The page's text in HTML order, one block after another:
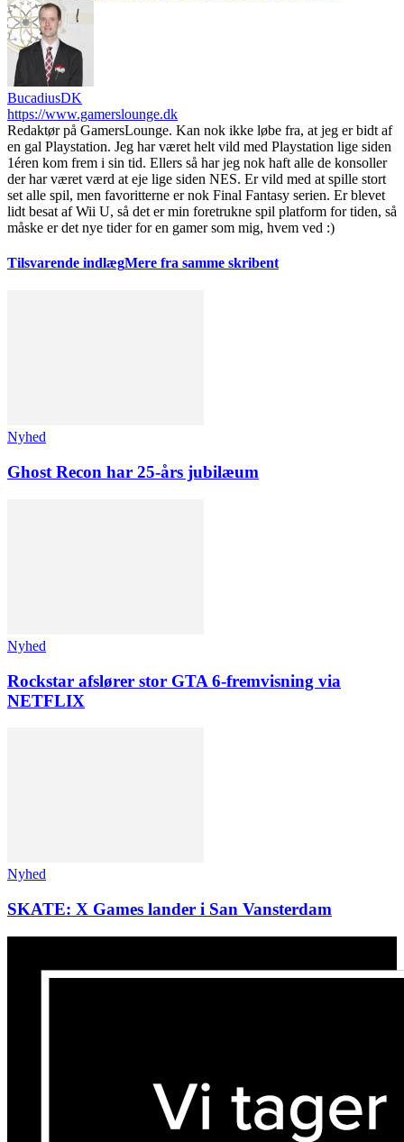
BucadiusDK
https://www.gamerslounge.dk
Redaktør på GamersLounge. Kan nok ikke løbe fra, at jeg er bidt af
en gal Playstation. Jeg har været helt vild med Playstation lige siden
1éren kom frem i sin tid. Ellers så har jeg nok haft alle de konsoller
der har været værd at eje lige siden NES. Er vild med at spille stort
set alle spil, men favoritterne er nok Final Fantasy serien. Er blevet
lidt besat af Wii U, så det er min foretrukne spil platform for tiden, så
måske er det nye tider for en gamer som mig, hvem ved :)
Tilsvarende indlægMere fra samme skribent
Nyhed
Ghost Recon har 25-års jubilæum
Nyhed
Rockstar afslører stor GTA 6-fremvisning via
NETFLIX
Nyhed
SKATE: X Games lander i San Vansterdam